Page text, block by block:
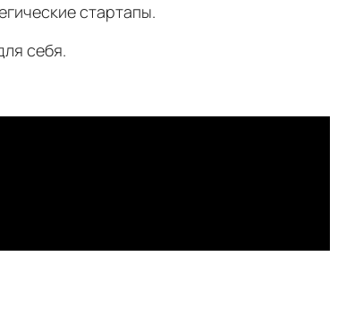
стартапы.
себя.